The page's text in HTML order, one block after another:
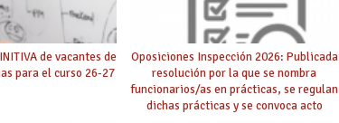
de vacantes de
para el curso 26-27
Oposiciones Inspección 2026: Publicada
resolución por la que se nombra
funcionarios/as en prácticas, se regulan
dichas prácticas y se convoca acto